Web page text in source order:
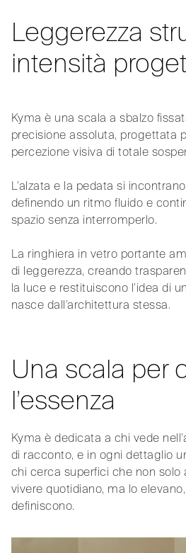
Leggerezza
intensità
Kyma è una scala a sbalzo
precisione assoluta, progettata
percezione visiva di totale
L’alzata e la pedata si
definendo un ritmo fluido e
spazio senza interromperlo.
La ringhiera in vetro portante
di leggerezza, creando
la luce e restituiscono l’idea di
nasce dall’architettura stessa.
Una scala per
l’essenza
Kyma è dedicata a chi vede
di racconto, e in ogni dettaglio
chi cerca superfici che non solo
vivere quotidiano, ma lo
definiscono.